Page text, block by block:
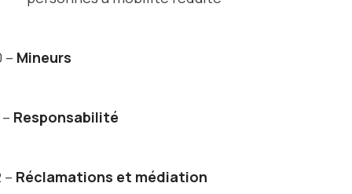
– Mineurs
– Responsabilité
– Réclamations et médiation